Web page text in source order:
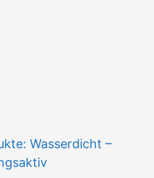
Wasserdicht –